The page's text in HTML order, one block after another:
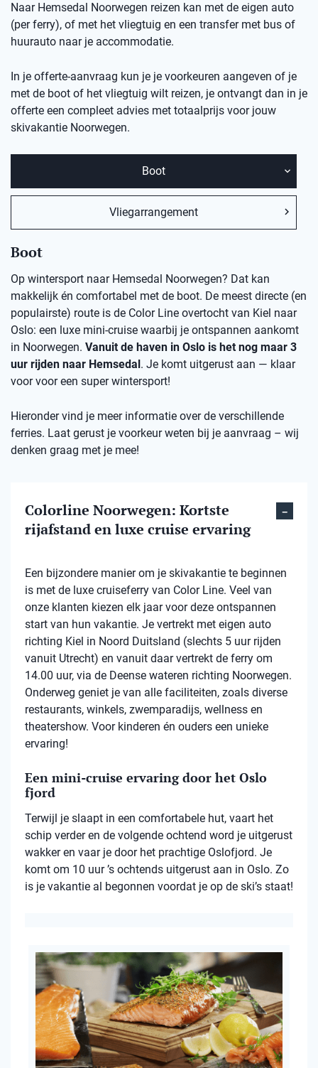
Naar Hemsedal Noorwegen reizen kan met de eigen auto
(per ferry), of met het vliegtuig en een transfer met bus of
huurauto naar je accommodatie.
In je offerte-aanvraag kun je je voorkeuren aangeven of je
met de boot of het vliegtuig wilt reizen, je ontvangt dan in je
offerte een compleet advies met totaalprijs voor jouw
skivakantie Noorwegen.
Boot
Vliegarrangement
Boot
Op wintersport naar Hemsedal Noorwegen? Dat kan
makkelijk én comfortabel met de boot. De meest directe (en
populairste) route is de Color Line overtocht van Kiel naar
Oslo: een luxe mini-cruise waarbij je ontspannen aankomt
in Noorwegen. Vanuit de haven in Oslo is het nog maar 3
uur rijden naar Hemsedal. Je komt uitgerust aan — klaar
voor voor een super wintersport!
Hieronder vind je meer informatie over de verschillende
ferries. Laat gerust je voorkeur weten bij je aanvraag – wij
denken graag met je mee!
Colorline Noorwegen: Kortste
rijafstand en luxe cruise ervaring
Een bijzondere manier om je skivakantie te beginnen
is met de luxe cruiseferry van Color Line. Veel van
onze klanten kiezen elk jaar voor deze ontspannen
start van hun vakantie. Je vertrekt met eigen auto
richting Kiel in Noord Duitsland (slechts 5 uur rijden
vanuit Utrecht) en vanuit daar vertrekt de ferry om
14.00 uur, via de Deense wateren richting Noorwegen.
Onderweg geniet je van alle faciliteiten, zoals diverse
restaurants, winkels, zwemparadijs, wellness en
theatershow. Voor kinderen én ouders een unieke
ervaring!
Een mini-cruise ervaring door het Oslo
fjord
Terwijl je slaapt in een comfortabele hut, vaart het
schip verder en de volgende ochtend word je uitgerust
wakker en vaar je door het prachtige Oslofjord. Je
komt om 10 uur ’s ochtends uitgerust aan in Oslo. Zo
is je vakantie al begonnen voordat je op de ski’s staat!